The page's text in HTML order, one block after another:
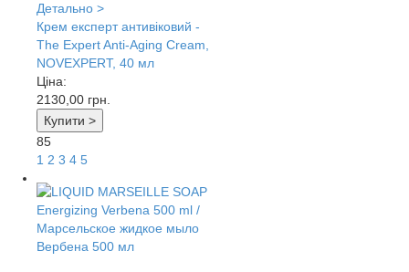
Детально >
Крем експерт антивіковий -
The Expert Anti-Aging Cream,
NOVEXPERT, 40 мл
Ціна:
2130,00 грн.
Купити >
85
1 2 3 4 5